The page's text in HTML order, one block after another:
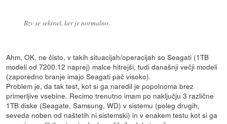
Bzv se sekiraš, ker je normalno.
Ahm, OK, ne čisto, v takih situacijah/operacijah so Seagati (1TB
modeli od 7200.12 naprej) malce hitrejši, tudi današnji večji modeli
(zaporedno branje imajo Seagati pač visoko).
Problem je, da tak test, kot si ga naredil je popolnoma brez
primerljive vsebine. Recimo trenutno imam po naključju 3 različne
1TB diske (Seagate, Samsung, WD) v sistemu (poleg drugih,
seveda noben od naštetih ni sistemski) in v enakem testu kot si ga